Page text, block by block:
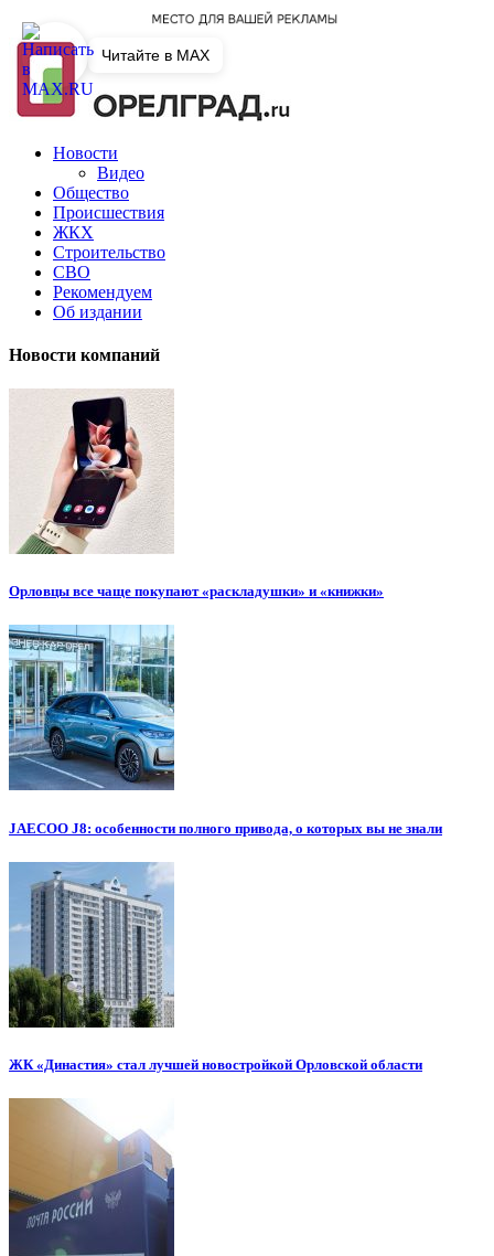
Новости
Видео
Общество
Происшествия
ЖКХ
Строительство
СВО
Рекомендуем
Об издании
Новости компаний
Орловцы все чаще покупают «раскладушки» и «книжки»
JAECOO J8: особенности полного привода, о которых вы не знали
ЖК «Династия» стал лучшей новостройкой Орловской области
Читайте в MAX